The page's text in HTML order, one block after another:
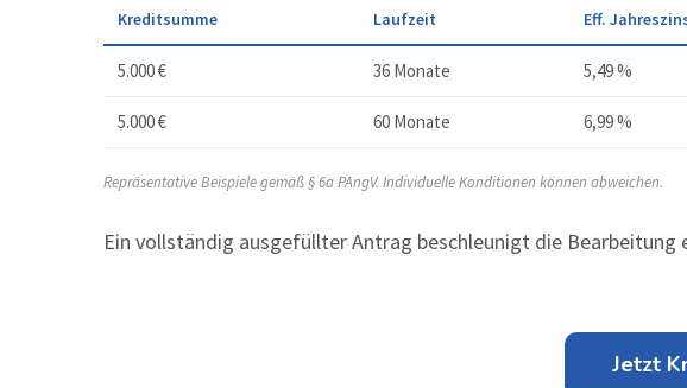
Kreditsumme Laufzeit Eff.
5.000 € 36 Monate 5,49 %
5.000 € 60 Monate 6,99 %
Repräsentative Beispiele gemäß § 6a PAngV. Individuelle Konditionen können abweichen.
Ein vollständig ausgefüllter Antrag beschleunigt die
Jetzt